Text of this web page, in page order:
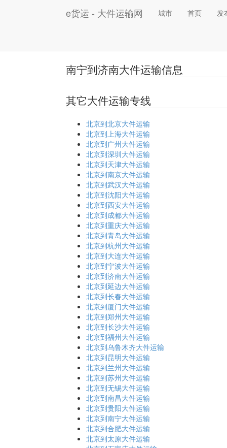
e货运 - 大件运输网 城市 首页 发
南宁到济南大件运输信息
其它大件运输专线
北京到北京大件运输
北京到上海大件运输
北京到广州大件运输
北京到深圳大件运输
北京到天津大件运输
北京到南京大件运输
北京到武汉大件运输
北京到沈阳大件运输
北京到西安大件运输
北京到成都大件运输
北京到重庆大件运输
北京到青岛大件运输
北京到杭州大件运输
北京到大连大件运输
北京到宁波大件运输
北京到济南大件运输
北京到延边大件运输
北京到长春大件运输
北京到厦门大件运输
北京到郑州大件运输
北京到长沙大件运输
北京到福州大件运输
北京到乌鲁木齐大件运输
北京到昆明大件运输
北京到兰州大件运输
北京到苏州大件运输
北京到无锡大件运输
北京到南昌大件运输
北京到贵阳大件运输
北京到南宁大件运输
北京到合肥大件运输
北京到太原大件运输